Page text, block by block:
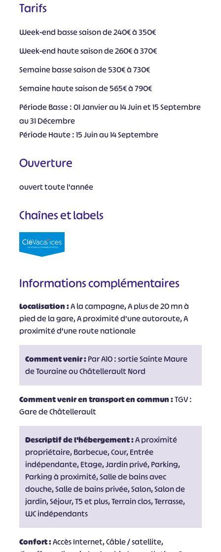
Tarifs
Week-end basse saison de 240€ à 350€
Week-end haute saison de 260€ à 370€
Semaine basse saison de 530€ à 730€
Semaine haute saison de 565€ à 790€
Période Basse : 01 Janvier au 14 Juin et 15 Septembre
au 31 Décembre
Période Haute : 15 Juin au 14 Septembre
Ouverture
ouvert toute l'année
Chaînes et labels
Informations complémentaires
Localisation :A la campagne, A plus de 20 mn à
pied de la gare, A proximité d'une autoroute, A
proximité d'une route nationale
Comment venir :Par A10 : sortie Sainte Maure
de Touraine ou Châtellerault Nord
Comment venir en transport en commun :TGV :
Gare de Châtellerault
Descriptif de l'hébergement :A proximité
propriétaire, Barbecue, Cour, Entrée
indépendante, Etage, Jardin privé, Parking,
Parking à proximité, Salle de bains avec
douche, Salle de bains privée, Salon, Salon de
jardin, Séjour, T5 et plus, Terrain clos, Terrasse,
WC indépendants
Confort :Accès Internet, Câble / satellite,